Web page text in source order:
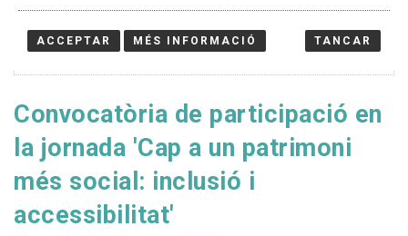
Convocatòria de participació en
la jornada 'Cap a un patrimoni
més social: inclusió i
accessibilitat'
ACCEPTAR MÉS INFORMACIÓ TANCAR